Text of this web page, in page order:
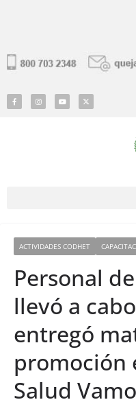
ACTIVIDADES CODHET
Personal
llevó a
entregó
promoción
Salud